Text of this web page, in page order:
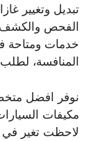
تبديل وتغيير
الفحص والكشف
خدمات ومتاحة
المنافسة،
نوفر افضل
مكيفات
لاحظت تغير